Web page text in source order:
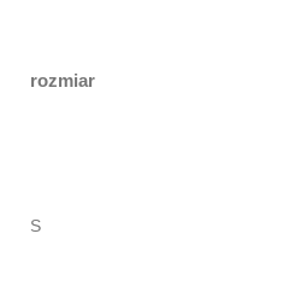
rozmiar
S